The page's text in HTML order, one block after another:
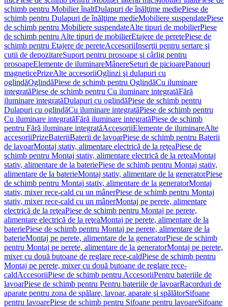
schimb pentru Mobilier înaltDulapuri de înălţime mediePiese de
schimb pentru Dulapuri de înălţime medieMobiliere suspendatePiese
de schimb pentru Mobiliere suspendateAlte tipuri de mobilierPiese
de schimb pentru Alte tipuri de mobilierEtajere de peretePiese de
schimb pentru Etajere de pereteAccesoriiInserţii pentru sertare şi
cutii de depozitareSuport pentru prosoape şi cârlig pentru
prosoapeElemente de iluminareMânereSeturi de picioarePanouri
magneticePrizeAlte accesoriiOglinzi şi dulapuri cu
oglindăOglindăPiese de schimb pentru OglindăCu iluminare
integratăPiese de schimb pentru Cu iluminare integratăFără
iluminare integratăDulapuri cu oglindăPiese de schimb pentru
Dulapuri cu oglindăCu iluminare integratăPiese de schimb pentru
Cu iluminare integratăFără iluminare integratăPiese de schimb
pentru Fără iluminare integratăAccesoriiElemente de iluminareAlte
accesoriiPrizeBateriiBaterii de lavoarPiese de schimb pentru Baterii
de lavoarMontaj stativ, alimentare electrică de la reţeaPiese de
schimb pentru Montaj stativ, alimentare electrică de la reţeaMontaj
stativ, alimentare de la bateriePiese de schimb pentru Montaj stativ,
alimentare de la baterieMontaj stativ, alimentare de la generatorPiese
de schimb pentru Montaj stativ, alimentare de la generatorMontaj
stativ, mixer rece-cald cu un mânerPiese de schimb pentru Montaj
stativ, mixer rece-cald cu un mânerMontaj pe perete, alimentare
electrică de la reţeaPiese de schimb pentru Montaj pe perete,
alimentare electrică de la reţeaMontaj pe perete, alimentare de la
bateriePiese de schimb pentru Montaj pe perete, alimentare de la
baterieMontaj pe perete, alimentare de la generatorPiese de schimb
pentru Montaj pe perete, alimentare de la generatorMontaj pe perete,
mixer cu două butoane de reglare rece-caldPiese de schimb pentru
Montaj pe perete, mixer cu două butoane de reglare rece-
caldAccesoriiPiese de schimb pentru AccesoriiPentru bateriile de
lavoarPiese de schimb pentru Pentru bateriile de lavoarRacorduri de
aparate pentru zona de spălare, lavoar, aparate şi spălătorSifoane
pentru lavoarePiese de schimb pentru Sifoane pentru lavoareSifoane